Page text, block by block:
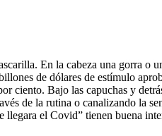
En la cabeza una gorra o
de dólares de estímulo
ciento. Bajo las capuchas y
de la rutina o canalizando la
llegara el Covid” tienen buena